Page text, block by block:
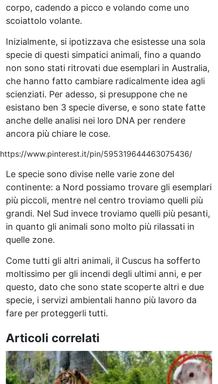
corpo, cadendo a picco e volando come uno
scoiattolo volante.
Inizialmente, si ipotizzava che esistesse una sola
specie di questi simpatici animali, fino a quando
non sono stati ritrovati due esemplari in Australia,
che hanno fatto cambiare radicalmente idea agli
scienziati. Per adesso, si presuppone che ne
esistano ben 3 specie diverse, e sono state fatte
anche delle analisi nei loro DNA per rendere
ancora più chiare le cose.
https://www.pinterest.it/pin/595319644463075436/
Le specie sono divise nelle varie zone del
continente: a Nord possiamo trovare gli esemplari
più piccoli, mentre nel centro troviamo quelli più
grandi. Nel Sud invece troviamo quelli più pesanti,
in quanto gli animali sono molto più rilassati in
quelle zone.
Come tutti gli altri animali, il Cuscus ha sofferto
moltissimo per gli incendi degli ultimi anni, e per
questo, dato che sono state scoperte altri e due
specie, i servizi ambientali hanno più lavoro da
fare per proteggerli tutti.
Articoli correlati